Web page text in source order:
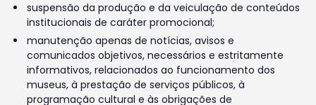
suspensão da produção e da veiculação de conteúdos
institucionais de caráter promocional;
manutenção apenas de notícias, avisos e
comunicados objetivos, necessários e estritamente
informativos, relacionados ao funcionamento dos
museus, à prestação de serviços públicos, à
programação cultural e às obrigações de